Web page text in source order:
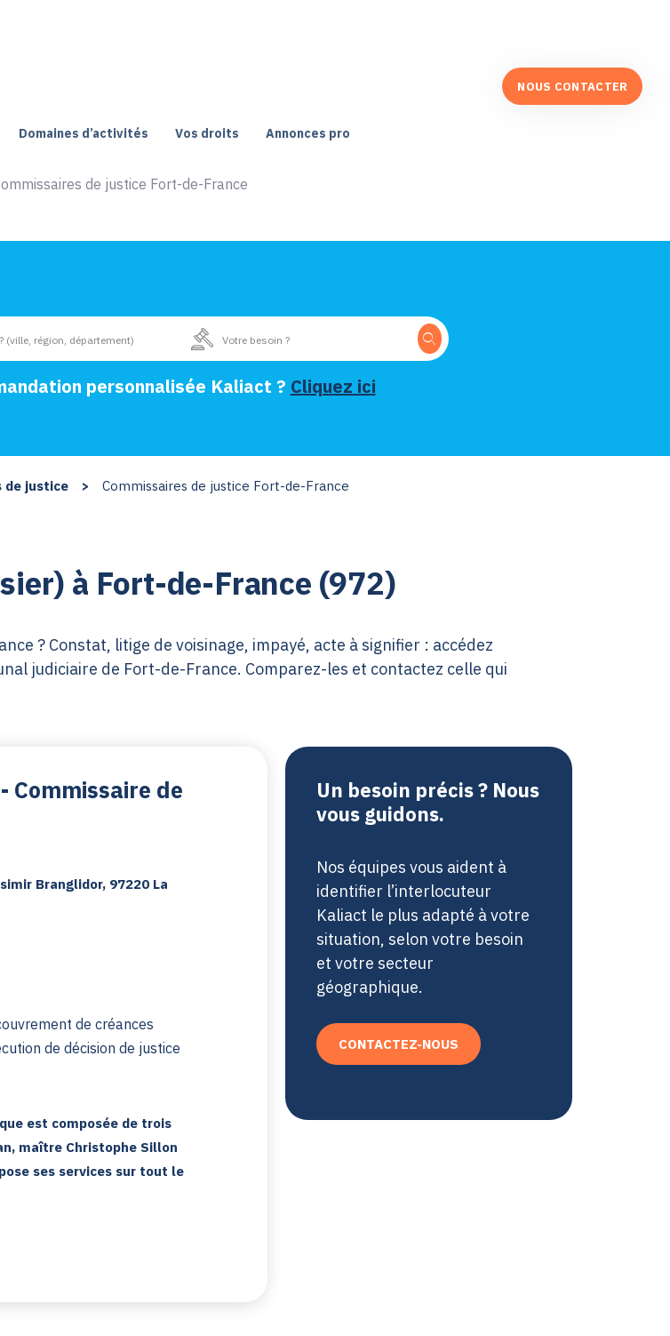
Domaines d’activités Vos droits Annonces pro
NOUS CONTACTER
de justice Fort-de-France
personnalisée Kaliact ? Cliquez ici
de justice > Commissaires de justice Fort-de-France
à Fort-de-France (972)
? Constat, litige de voisinage, impayé, acte à signifier : accédez
judiciaire de Fort-de-France. Comparez-les et contactez celle qui
Commissaire de
Branglidor, 97220 La
de créances
de décision de justice
est composée de trois
maître Christophe Sillon
ses services sur tout le
Un besoin précis ? Nous
vous guidons.
Nos équipes vous aident à
identifier l’interlocuteur
Kaliact le plus adapté à votre
situation, selon votre besoin
et votre secteur
géographique.
CONTACTEZ-NOUS